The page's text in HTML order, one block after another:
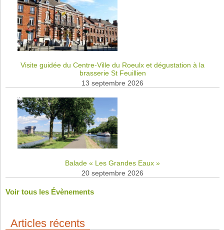
Visite guidée du Centre-Ville du Roeulx et dégustation à la
brasserie St Feuillien
13 septembre 2026
Balade « Les Grandes Eaux »
20 septembre 2026
Voir tous les Évènements
Articles récents